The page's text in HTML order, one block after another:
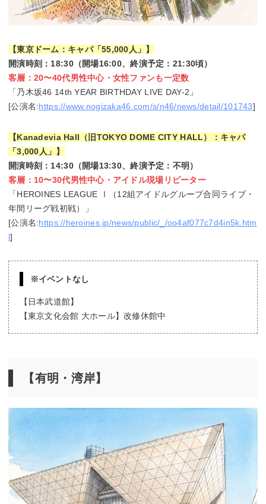
【東京ドーム：キャパ「55,000人」】
開演時刻：18:30（開場16:00、終演予定：21:30頃）
客層：20〜40代男性中心・女性ファンも一定数
「乃木坂46 14th YEAR BIRTHDAY LIVE DAY-2」
[公演名:https://www.nogizaka46.com/s/n46/news/detail/101743]
【Kanadevia Hall（旧TOKYO DOME CITY HALL）：キャパ
「3,000人」】
開演時刻：14:30（開場13:30、終演予定：不明）
客層：10〜30代男性中心・アイドル現場リピーター
「HEROINES LEAGUE Ⅰ（12組アイドルグループ合同ライブ・
年間リーグ戦初戦）」
[公演名:https://heroines.jp/news/public/_/oo4af077c7d4in5k.htm
l]
※イベントなし
【日本武道館】
【東京文化会館 大ホール】改修休館中
【有明・湾岸】